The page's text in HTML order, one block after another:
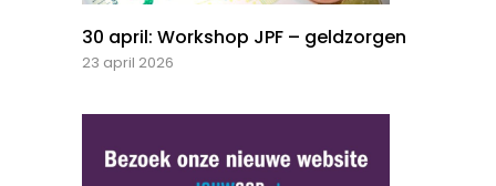
30 april: Workshop JPF – geldzorgen
23 april 2026